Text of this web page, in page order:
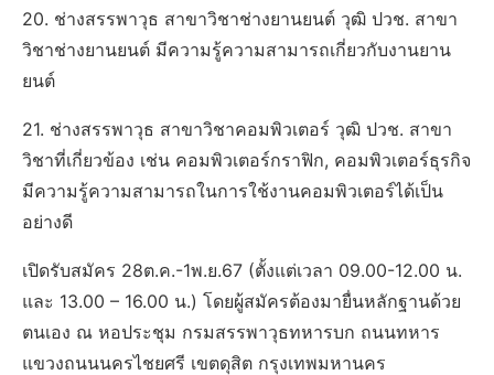
20. ช่างสรรพาวุธ สาขาวิชาช่างยานยนต์ วุฒิ ปวช. สาขา
วิชาช่างยานยนต์ มีความรู้ความสามารถเกี่ยวกับงานยาน
ยนต์
21. ช่างสรรพาวุธ สาขาวิชาคอมพิวเตอร์ วุฒิ ปวช. สาขา
วิชาที่เกี่ยวข้อง เช่น คอมพิวเตอร์กราฟิก, คอมพิวเตอร์ธุรกิจ
มีความรู้ความสามารถในการใช้งานคอมพิวเตอร์ได้เป็น
อย่างดี
เปิดรับสมัคร 28ต.ค.-1พ.ย.67 (ตั้งแต่เวลา 09.00-12.00 น.
และ 13.00 – 16.00 น.) โดยผู้สมัครต้องมายื่นหลักฐานด้วย
ตนเอง ณ หอประชุม กรมสรรพาวุธทหารบก ถนนทหาร
แขวงถนนนครไชยศรี เขตดุสิต กรุงเทพมหานคร